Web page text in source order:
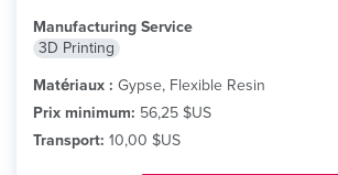
Manufacturing Service
3D Printing
Matériaux : Gypse, Flexible Resin
Prix minimum: 56,25 $US
Transport: 10,00 $US